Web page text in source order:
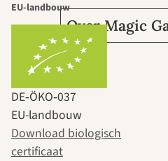
Over Magic
EU-landbouw
DE‑ÖKO‑037
EU-landbouw
Download biologisch
certificaat